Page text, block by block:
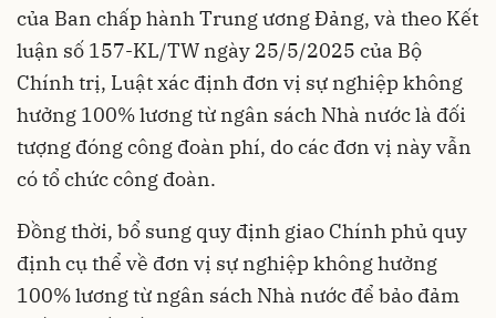
của Ban chấp hành Trung ương Đảng, và theo Kết
luận số 157-KL/TW ngày 25/5/2025 của Bộ
Chính trị, Luật xác định đơn vị sự nghiệp không
hưởng 100% lương từ ngân sách Nhà nước là đối
tượng đóng công đoàn phí, do các đơn vị này vẫn
có tổ chức công đoàn.
Đồng thời, bổ sung quy định giao Chính phủ quy
định cụ thể về đơn vị sự nghiệp không hưởng
100% lương từ ngân sách Nhà nước để bảo đảm